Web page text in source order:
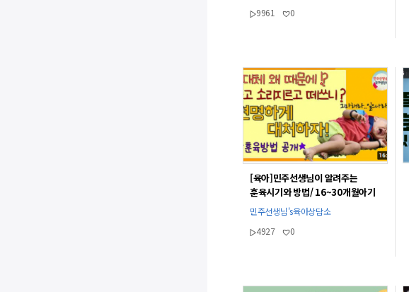
9961
0
[육아]민주선생님이 알려주는
훈육시기와 방법/ 16~30개월아기
더 떼쓰는 이유/훈육할 때 주의점/
민주선생님
민주선생님's육아상담소
4927
0